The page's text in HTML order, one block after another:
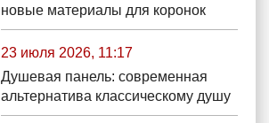
новые материалы для коронок
23 июля 2026, 11:17
Душевая панель: современная
альтернатива классическому душу